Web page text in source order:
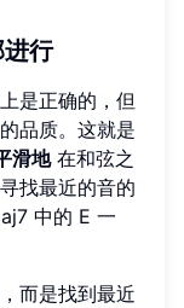
行
是正确的，但
品质。这就是
滑地在和弦之
找最近的音的
中的 E 一
而是找到最近